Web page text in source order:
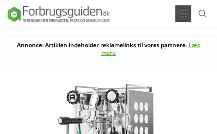
Annonce: Artiklen indeholder reklamelinks til vores partnere. Læs
mere